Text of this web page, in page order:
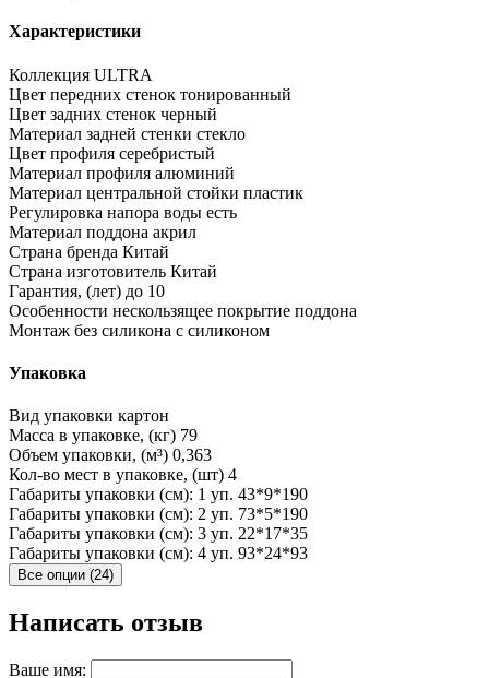
Характеристики
Коллекция ULTRA
Цвет передних стенок тонированный
Цвет задних стенок черный
Материал задней стенки стекло
Цвет профиля серебристый
Материал профиля алюминий
Материал центральной стойки пластик
Регулировка напора воды есть
Материал поддона акрил
Страна бренда Китай
Страна изготовитель Китай
Гарантия, (лет) до 10
Особенности нескользящее покрытие поддона
Монтаж без силикона с силиконом
Упаковка
Вид упаковки картон
Масса в упаковке, (кг) 79
Объем упаковки, (м³) 0,363
Кол-во мест в упаковке, (шт) 4
Габариты упаковки (см): 1 уп. 43*9*190
Габариты упаковки (см): 2 уп. 73*5*190
Габариты упаковки (см): 3 уп. 22*17*35
Габариты упаковки (см): 4 уп. 93*24*93
Все опции (24)
Написать отзыв
Ваше имя: